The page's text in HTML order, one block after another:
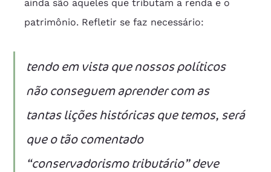
ainda são aqueles que tributam a renda e o
patrimônio. Refletir se faz necessário:
tendo em vista que nossos políticos
não conseguem aprender com as
tantas lições históricas que temos, será
que o tão comentado
“conservadorismo tributário” deve